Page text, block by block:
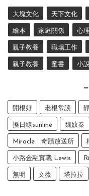
大塊文化 天下文化
繪本 家庭關係 心
親子教養 職場工作
親子教養 童書 小
開根好 老根常談
換日線sunline 魏妏秦
Miracle｜奇蹟放送所
小路金融實戰 Lewis
無明 文薇 塔拉拉